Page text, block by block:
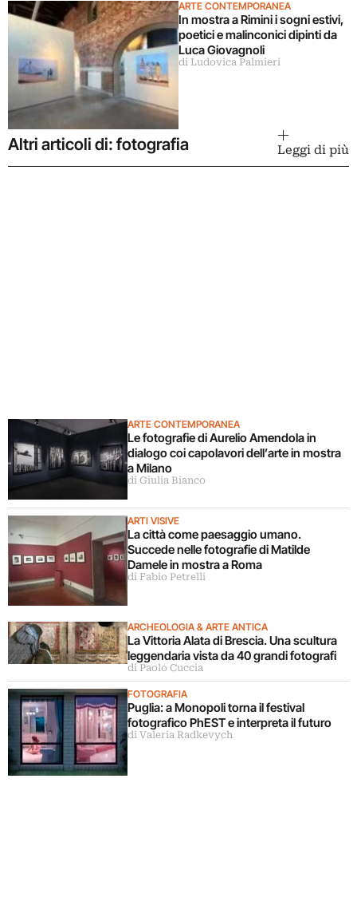
ARTE CONTEMPORANEA
In mostra a Rimini i sogni estivi,
poetici e malinconici dipinti da
Luca Giovagnoli
di Ludovica Palmieri
Altri articoli di: fotografia Leggi di più
ARTE CONTEMPORANEA
Le fotografie di Aurelio Amendola in
dialogo coi capolavori dell’arte in mostra
a Milano
di Giulia Bianco
ARTI VISIVE
La città come paesaggio umano.
Succede nelle fotografie di Matilde
Damele in mostra a Roma
di Fabio Petrelli
ARCHEOLOGIA & ARTE ANTICA
La Vittoria Alata di Brescia. Una scultura
leggendaria vista da 40 grandi fotografi
di Paolo Cuccia
FOTOGRAFIA
Puglia: a Monopoli torna il festival
fotografico PhEST e interpreta il futuro
di Valeria Radkevych